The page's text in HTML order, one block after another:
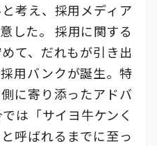
考え、採用メディア
した。 採用に関する
て、だれもが引き出
用バンクが誕生。特
に寄り添ったアドバ
は「サイヨ牛ケンく
呼ばれるまでに至っ